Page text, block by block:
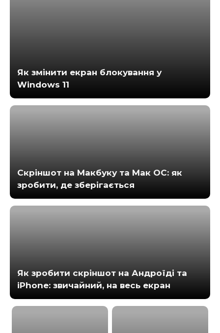
Як змінити екран блокування у
Windows 11
Скріншот на Макбуку та Мак ОС: як
зробити, де зберігається
Як зробити скріншот на Андроїді та
iPhone: звичайний, на весь екран